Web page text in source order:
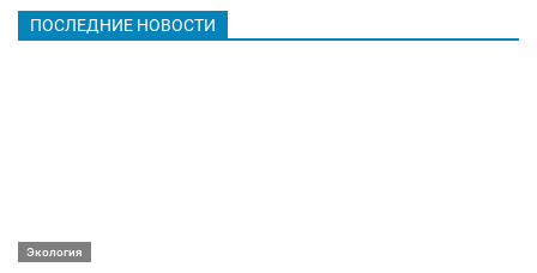
ПОСЛЕДНИЕ НОВОСТИ
Экология